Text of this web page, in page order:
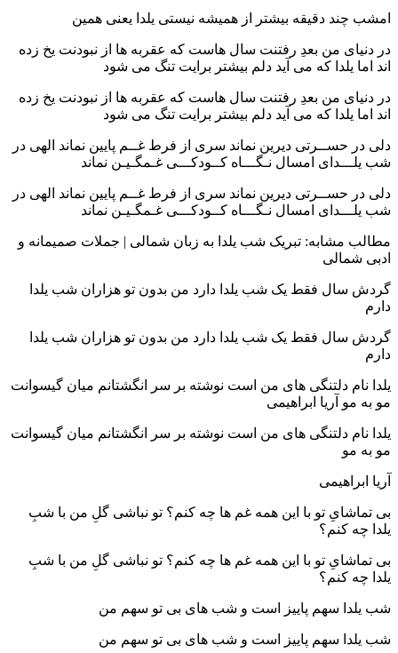
امشب چند دقیقه بیشتر از همیشه نیستی یلدا یعنی همین
در دنیای من بعدِ رفتنت سال ‌هاست که عقربه‌ ها از نبودنت یخ زده‌
اند اما یلدا که می ‌آید دلم بیشتر برایت تنگ می ‌شود
در دنیای من بعدِ رفتنت سال ‌هاست که عقربه‌ ها از نبودنت یخ زده‌
اند اما یلدا که می ‌آید دلم بیشتر برایت تنگ می ‌شود
دلی در حســرتی دیرین نماند سری از فرط غــم پایین نماند الهی در
شب یلـــدای امسال نـگـــاه کــودکـــی غـمگـیـن نماند
دلی در حســرتی دیرین نماند سری از فرط غــم پایین نماند الهی در
شب یلـــدای امسال نـگـــاه کــودکـــی غـمگـیـن نماند
مطالب مشابه: تبریک شب یلدا به زبان شمالی | جملات صمیمانه و
ادبی شمالی
گردش سال فقط یک شب یلدا دارد من بدون تو هزاران شب یلدا
دارم
گردش سال فقط یک شب یلدا دارد من بدون تو هزاران شب یلدا
دارم
یلدا نام دلتنگی های من است نوشته بر سر انگشتانم میان گیسوانت
مو به مو آریا ابراهیمی
یلدا نام دلتنگی های من است نوشته بر سر انگشتانم میان گیسوانت
مو به مو
آریا ابراهیمی
بی تماشایِ تو با این همه غم ها چه کنم؟ تو نباشی گلِ من با شبِ
یلدا چه کنم؟
بی تماشایِ تو با این همه غم ها چه کنم؟ تو نباشی گلِ من با شبِ
یلدا چه کنم؟
شب‌ یلدا سهم‌ پاییز‌ است‌ و شب‌ های‌ بی‌ تو‌ سهم‌ من
شب‌ یلدا سهم‌ پاییز‌ است‌ و شب‌ های‌ بی‌ تو‌ سهم‌ من